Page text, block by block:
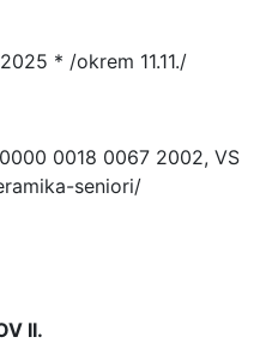
* /okrem 11.11./
0018 0067 2002, VS
seniori/
II.